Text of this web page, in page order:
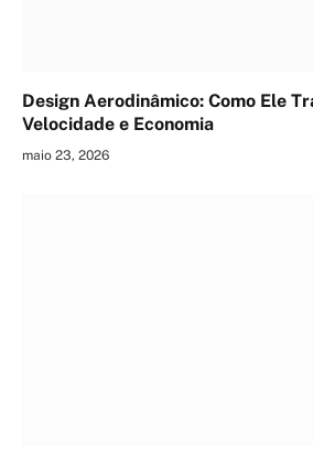
Design Aerodinâmico: Como Ele
Velocidade e Economia
maio 23, 2026